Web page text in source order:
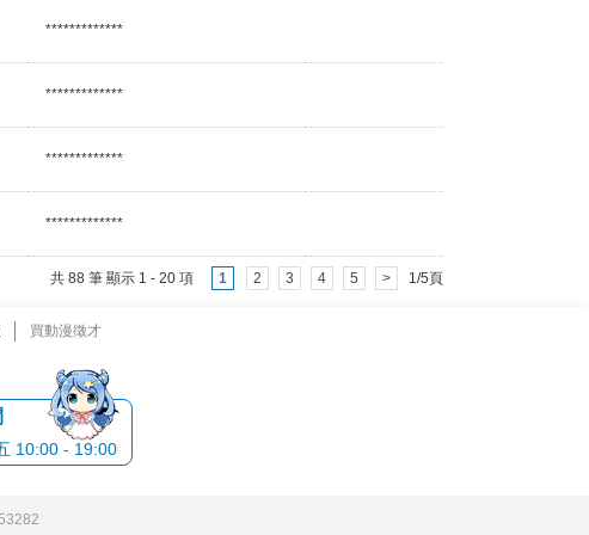
*************
*************
*************
*************
共 88 筆 顯示 1 - 20 項 1 2 3 4 5 > 1/5頁
買動漫徵才
10:00 - 19:00